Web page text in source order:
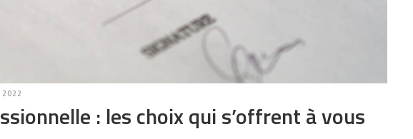
2022
: les choix qui s’offrent à vous